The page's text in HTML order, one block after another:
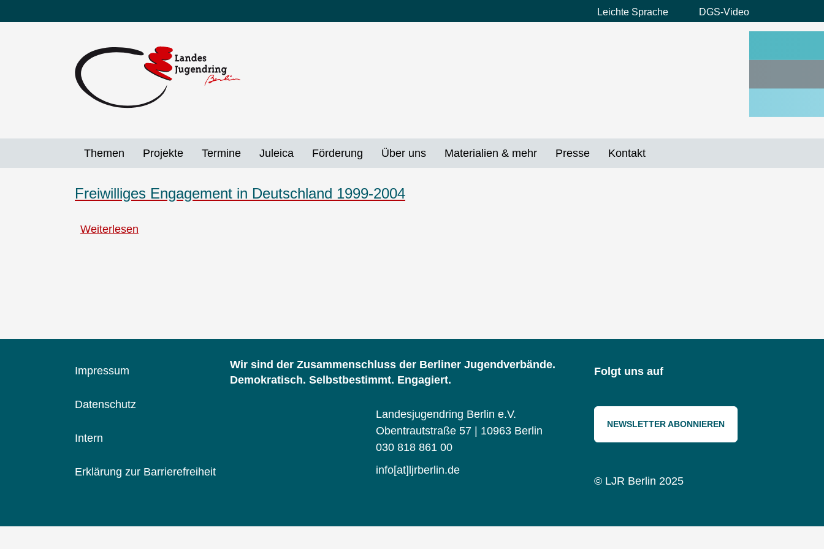
zum
Preheader
Leichte Sprache DGS-Video
Themen Projekte Termine Juleica Förderung Über uns Materialien & mehr Presse Kontakt
Freiwilliges Engagement in Deutschland 1999-2004
Weiterlesen
Impressum
Datenschutz
Intern
Erklärung zur Barrierefreiheit
Wir sind der Zusammenschluss der Berliner Jugendverbände.
Demokratisch. Selbstbestimmt. Engagiert.
Landesjugendring Berlin e.V.
Obentrautstraße 57 | 10963 Berlin
030 818 861 00
info[at]ljrberlin.de
Folgt uns auf
NEWSLETTER ABONNIEREN
© LJR Berlin 2025